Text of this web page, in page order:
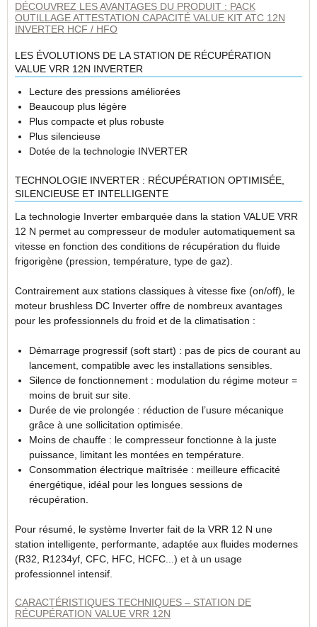
DÉCOUVREZ LES AVANTAGES DU PRODUIT : PACK
OUTILLAGE ATTESTATION CAPACITÉ VALUE KIT ATC 12N
INVERTER HCF / HFO
LES ÉVOLUTIONS DE LA STATION DE RÉCUPÉRATION
VALUE VRR 12N INVERTER
Lecture des pressions améliorées
Beaucoup plus légère
Plus compacte et plus robuste
Plus silencieuse
Dotée de la technologie INVERTER
TECHNOLOGIE INVERTER : RÉCUPÉRATION OPTIMISÉE,
SILENCIEUSE ET INTELLIGENTE
La technologie Inverter embarquée dans la station VALUE VRR
12 N permet au compresseur de moduler automatiquement sa
vitesse en fonction des conditions de récupération du fluide
frigorigène (pression, température, type de gaz).
Contrairement aux stations classiques à vitesse fixe (on/off), le
moteur brushless DC Inverter offre de nombreux avantages
pour les professionnels du froid et de la climatisation :
Démarrage progressif (soft start) : pas de pics de courant au
lancement, compatible avec les installations sensibles.
Silence de fonctionnement : modulation du régime moteur =
moins de bruit sur site.
Durée de vie prolongée : réduction de l’usure mécanique
grâce à une sollicitation optimisée.
Moins de chauffe : le compresseur fonctionne à la juste
puissance, limitant les montées en température.
Consommation électrique maîtrisée : meilleure efficacité
énergétique, idéal pour les longues sessions de
récupération.
Pour résumé, le système Inverter fait de la VRR 12 N une
station intelligente, performante, adaptée aux fluides modernes
(R32, R1234yf, CFC, HFC, HCFC...) et à un usage
professionnel intensif.
CARACTÉRISTIQUES TECHNIQUES – STATION DE
RÉCUPÉRATION VALUE VRR 12N